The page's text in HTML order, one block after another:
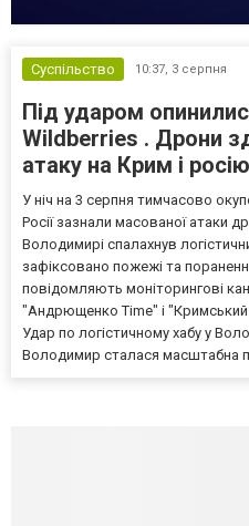
Суспільство 10:37, 3 серпня
Під ударом
Wildberries . Дрони
атаку на Крим і росію
У ніч на 3 серпня тимчасово
Росії зазнали масованої атаки
Володимирі спалахнув
зафіксовано пожежі та
повідомляють моніторингові
"Андрющенко Time" і
Удар по логістичному хабу у
Володимир сталася масштабна